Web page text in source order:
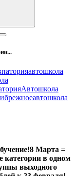
автошкола
Автошкола
автошкола
8 Марта =
в одном
выходного